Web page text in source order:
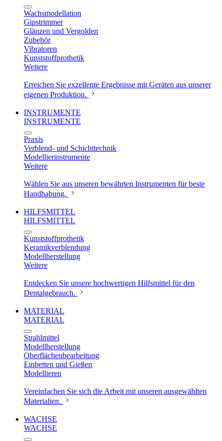
Wachsmodellation
Gipstrimmer
Glänzen und Vergolden
Zubehör
Vibratoren
Kunststoffprothetik
Weitere
Erreichen Sie exzellente Ergebnisse mit Geräten aus unserer
eigenen Produktion.
INSTRUMENTE
INSTRUMENTE
Praxis
Verblend- und Schichttechnik
Modellierinstrumente
Weitere
Wählen Sie aus unseren bewährten Instrumenten für beste
Handhabung.
HILFSMITTEL
HILFSMITTEL
Kunststoffprothetik
Keramikverblendung
Modellherstellung
Weitere
Entdecken Sie unsere hochwertigen Hilfsmittel für den
Dentalgebrauch.
MATERIAL
MATERIAL
Strahlmittel
Modellherstellung
Oberflächenbearbeitung
Einbetten und Gießen
Modellieren
Vereinfachen Sie sich die Arbeit mit unseren ausgewählten
Materialien.
WACHSE
WACHSE